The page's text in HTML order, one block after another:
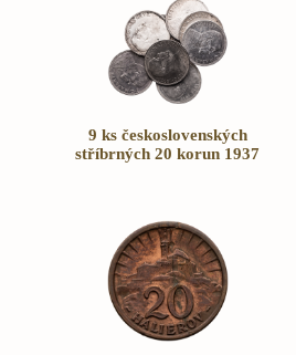
9 ks československých
stříbrných 20 korun 1937